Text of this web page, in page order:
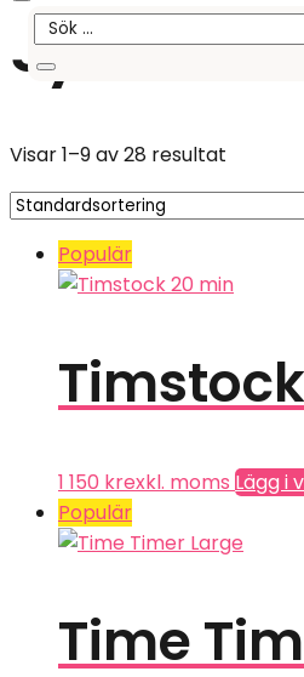
syndrom
Visar 1–9 av 28 resultat
Populär
1 150 krexkl. moms Lägg i
Populär
Time